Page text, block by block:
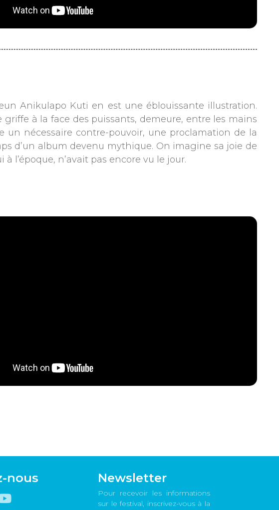
Anikulapo Kuti en est une éblouissante illustration.
à la face des puissants, demeure, entre les mains
un nécessaire contre-pouvoir, une proclamation de la
d’un album devenu mythique. On imagine sa joie de
l’époque, n’avait pas encore vu le jour.
nous Newsletter
Pour recevoir les informations
sur le festival, inscrivez-vous à la